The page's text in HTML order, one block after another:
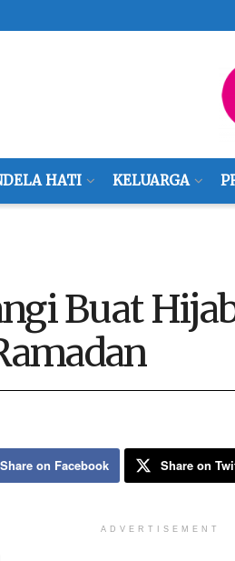
HATI KELUARGA
Buat
Share on Facebook Share on
ADVERTISEMENT